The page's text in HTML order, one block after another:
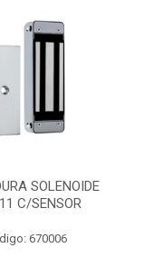
SOLENOIDE
C/SENSOR
670006